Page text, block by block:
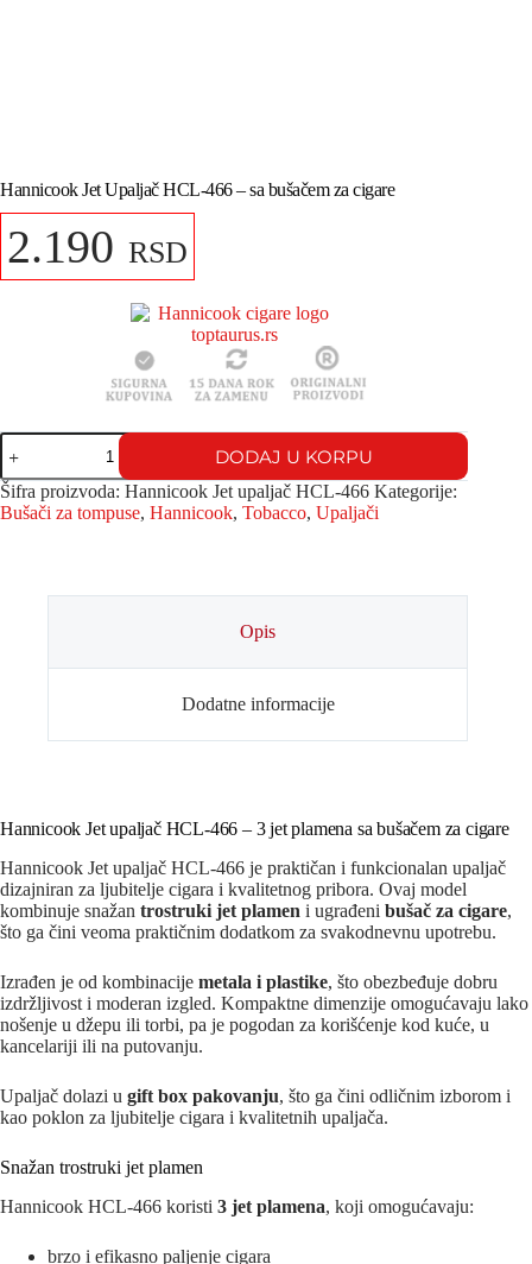
Hannicook Jet Upaljač HCL-466 – sa bušačem za cigare
2.190 RSD
DODAJ U KORPU
Šifra proizvoda: Hannicook Jet upaljač HCL-466 Kategorije:
Bušači za tompuse, Hannicook, Tobacco, Upaljači
Opis
Dodatne informacije
Hannicook Jet upaljač HCL-466 – 3 jet plamena sa bušačem za cigare
Hannicook Jet upaljač HCL-466 je praktičan i funkcionalan upaljač
dizajniran za ljubitelje cigara i kvalitetnog pribora. Ovaj model
kombinuje snažan trostruki jet plamen i ugrađeni bušač za cigare,
što ga čini veoma praktičnim dodatkom za svakodnevnu upotrebu.
Izrađen je od kombinacije metala i plastike, što obezbeđuje dobru
izdržljivost i moderan izgled. Kompaktne dimenzije omogućavaju lako
nošenje u džepu ili torbi, pa je pogodan za korišćenje kod kuće, u
kancelariji ili na putovanju.
Upaljač dolazi u gift box pakovanju, što ga čini odličnim izborom i
kao poklon za ljubitelje cigara i kvalitetnih upaljača.
Snažan trostruki jet plamen
Hannicook HCL-466 koristi 3 jet plamena, koji omogućavaju:
brzo i efikasno paljenje cigara